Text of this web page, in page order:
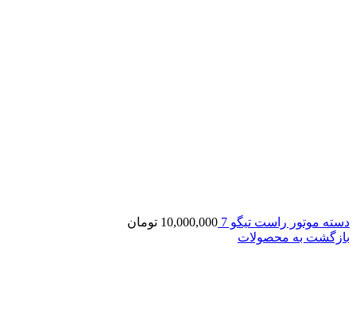
دسته موتور راست تیگو 7 10,000,000 تومان
بازگشت به محصولات